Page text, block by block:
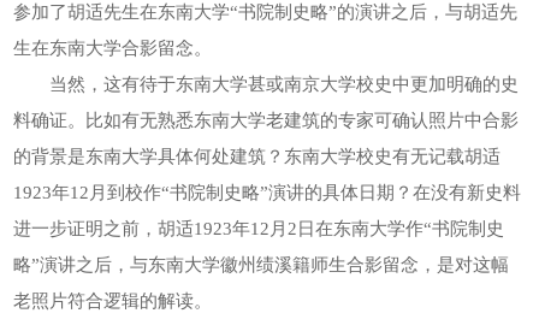
参加了胡适先生在东南大学“书院制史略”的演讲之后，与胡适先
生在东南大学合影留念。
当然，这有待于东南大学甚或南京大学校史中更加明确的史
料确证。比如有无熟悉东南大学老建筑的专家可确认照片中合影
的背景是东南大学具体何处建筑？东南大学校史有无记载胡适
1923年12月到校作“书院制史略”演讲的具体日期？在没有新史料
进一步证明之前，胡适1923年12月2日在东南大学作“书院制史
略”演讲之后，与东南大学徽州绩溪籍师生合影留念，是对这幅
老照片符合逻辑的解读。